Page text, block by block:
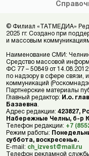
© Филиал «ТАТМЕДИА»
2025 гг. Создано при
и массовым
Наименование СМИ:
Средство массовой
ФС 77 – 50849 от
по надзору в сфере связи,
коммуникаций
Партнерские материалы
Главный редактор: И.о.
Базаевна
Адрес редакции: 423827,
Набережные Челны, б-р
Телефон редакции: +7
Режим работы:
суббота, воскресенье.
E-mail: ch_izvest@mail.ru
Телефон рекламной